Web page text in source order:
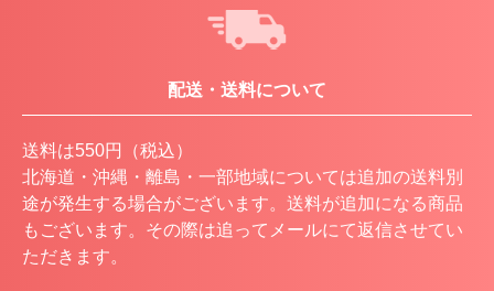
配送・送料について
送料は550円（税込）
北海道・沖縄・離島・一部地域については追加の送料別
途が発生する場合がございます。送料が追加になる商品
もございます。その際は追ってメールにて返信させてい
ただきます。